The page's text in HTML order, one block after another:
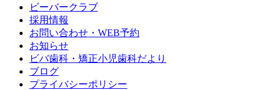
ビーバークラブ
採用情報
お問い合わせ・WEB予約
お知らせ
ビバ歯科・矯正小児歯科だより
ブログ
プライバシーポリシー